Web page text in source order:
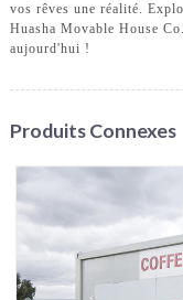
vos rêves une réalité.
Huasha Movable House
aujourd'hui !
Produits Connexes